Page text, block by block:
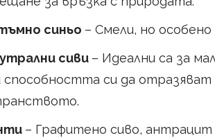
синьо – Смели, но
сиви – Идеални са за
си да отразяват
– Графитено сиво,